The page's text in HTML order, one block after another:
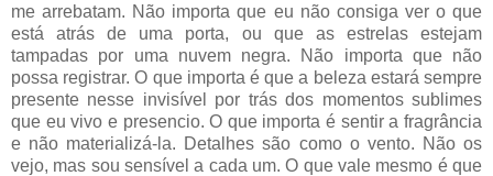
me arrebatam. Não importa que eu não consiga ver o que
está atrás de uma porta, ou que as estrelas estejam
tampadas por uma nuvem negra. Não importa que não
possa registrar. O que importa é que a beleza estará sempre
presente nesse invisível por trás dos momentos sublimes
que eu vivo e presencio. O que importa é sentir a fragrância
e não materializá-la. Detalhes são como o vento. Não os
vejo, mas sou sensível a cada um. O que vale mesmo é que